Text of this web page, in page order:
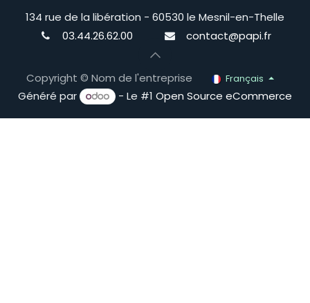
134 rue de la libération - 60530 le Mesnil-en-Thelle
03.44.26.62.00
contact@papi.fr
Copyright © Nom de l'entreprise Français
Généré par - Le #1 Open Source eCommerce